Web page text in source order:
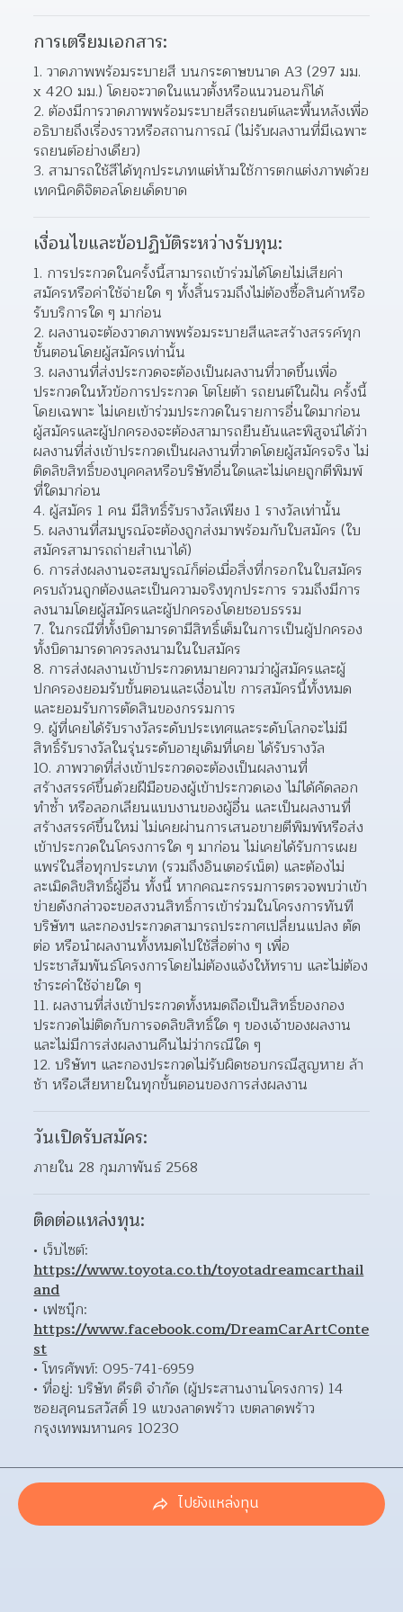
การเตรียมเอกสาร:
1. วาดภาพพร้อมระบายสี บนกระดาษขนาด A3 (297 มม.
x 420 มม.) โดยจะวาดในแนวตั้งหรือแนวนอนก็ได้
2. ต้องมีการวาดภาพพร้อมระบายสีรถยนต์และพื้นหลังเพื่อ
อธิบายถึงเรื่องราวหรือสถานการณ์ (ไม่รับผลงานที่มีเฉพาะ
รถยนต์อย่างเดียว)
3. สามารถใช้สีได้ทุกประเภทแต่ห้ามใช้การตกแต่งภาพด้วย
เทคนิคดิจิตอลโดยเด็ดขาด
เงื่อนไขและข้อปฏิบัติระหว่างรับทุน:
1. การประกวดในครั้งนี้สามารถเข้าร่วมได้โดยไม่เสียค่า
สมัครหรือค่าใช้จ่ายใด ๆ ทั้งสิ้นรวมถึงไม่ต้องซื้อสินค้าหรือ
รับบริการใด ๆ มาก่อน
2. ผลงานจะต้องวาดภาพพร้อมระบายสีและสร้างสรรค์ทุก
ขั้นตอนโดยผู้สมัครเท่านั้น
3. ผลงานที่ส่งประกวดจะต้องเป็นผลงานที่วาดขึ้นเพื่อ
ประกวดในหัวข้อการประกวด โตโยต้า รถยนต์ในฝัน ครั้งนี้
โดยเฉพาะ ไม่เคยเข้าร่วมประกวดในรายการอื่นใดมาก่อน
ผู้สมัครและผู้ปกครองจะต้องสามารถยืนยันและพิสูจน์ได้ว่า
ผลงานที่ส่งเข้าประกวดเป็นผลงานที่วาดโดยผู้สมัครจริง ไม่
ติดลิขสิทธิ์ของบุคคลหรือบริษัทอื่นใดและไม่เคยถูกตีพิมพ์
ที่ใดมาก่อน
4. ผู้สมัคร 1 คน มีสิทธิ์รับรางวัลเพียง 1 รางวัลเท่านั้น
5. ผลงานที่สมบูรณ์จะต้องถูกส่งมาพร้อมกับใบสมัคร (ใบ
สมัครสามารถถ่ายสำเนาได้)
6. การส่งผลงานจะสมบูรณ์ก็ต่อเมื่อสิ่งที่กรอกในใบสมัคร
ครบถ้วนถูกต้องและเป็นความจริงทุกประการ รวมถึงมีการ
ลงนามโดยผู้สมัครและผู้ปกครองโดยชอบธรรม
7. ในกรณีที่ทั้งบิดามารดามีสิทธิ์เต็มในการเป็นผู้ปกครอง
ทั้งบิดามารดาควรลงนามในใบสมัคร
8. การส่งผลงานเข้าประกวดหมายความว่าผู้สมัครและผู้
ปกครองยอมรับขั้นตอนและเงื่อนไข การสมัครนี้ทั้งหมด
และยอมรับการตัดสินของกรรมการ
9. ผู้ที่เคยได้รับรางวัลระดับประเทศและระดับโลกจะไม่มี
สิทธิ์รับรางวัลในรุ่นระดับอายุเดิมที่เคย ได้รับรางวัล
10. ภาพวาดที่ส่งเข้าประกวดจะต้องเป็นผลงานที่
สร้างสรรค์ขึ้นด้วยฝีมือของผู้เข้าประกวดเอง ไม่ได้คัดลอก
ทำซ้ำ หรือลอกเลียนแบบงานของผู้อื่น และเป็นผลงานที่
สร้างสรรค์ขึ้นใหม่ ไม่เคยผ่านการเสนอขายตีพิมพ์หรือส่ง
เข้าประกวดในโครงการใด ๆ มาก่อน ไม่เคยได้รับการเผย
แพร่ในสื่อทุกประเภท (รวมถึงอินเตอร์เน็ต) และต้องไม่
ละเมิดลิขสิทธิ์ผู้อื่น ทั้งนี้ หากคณะกรรมการตรวจพบว่าเข้า
ข่ายดังกล่าวจะขอสงวนสิทธิ์การเข้าร่วมในโครงการทันที
บริษัทฯ และกองประกวดสามารถประกาศเปลี่ยนแปลง ตัด
ต่อ หรือนำผลงานทั้งหมดไปใช้สื่อต่าง ๆ เพื่อ
ประชาสัมพันธ์โครงการโดยไม่ต้องแจ้งให้ทราบ และไม่ต้อง
ชำระค่าใช้จ่ายใด ๆ
11. ผลงานที่ส่งเข้าประกวดทั้งหมดถือเป็นสิทธิ์ของกอง
ประกวดไม่ติดกับการจดลิขสิทธิ์ใด ๆ ของเจ้าของผลงาน
และไม่มีการส่งผลงานคืนไม่ว่ากรณีใด ๆ
12. บริษัทฯ และกองประกวดไม่รับผิดชอบกรณีสูญหาย ล้า
ช้า หรือเสียหายในทุกขั้นตอนของการส่งผลงาน
วันเปิดรับสมัคร:
ภายใน 28 กุมภาพันธ์ 2568
ติดต่อแหล่งทุน:
https://www.toyota.co.th/toyotadreamcarthail
and
https://www.facebook.com/DreamCarArtConte
st
โทรศัพท์: 095-741-6959
ที่อยู่: บริษัท ดีรติ จำกัด (ผู้ประสานงานโครงการ) 14
ซอยสุคนธสวัสดิ์ 19 แขวงลาดพร้าว เขตลาดพร้าว
กรุงเทพมหานคร 10230
ไปยังแหล่งทุน